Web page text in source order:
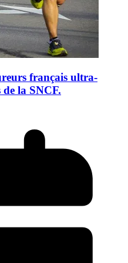
français ultra-
de la SNCF.